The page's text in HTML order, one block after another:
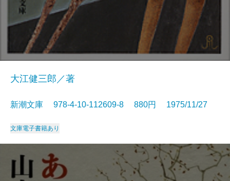
大江健三郎／著
新潮文庫 978-4-10-112609-8 880円 1975/11/27
文庫電子書籍あり